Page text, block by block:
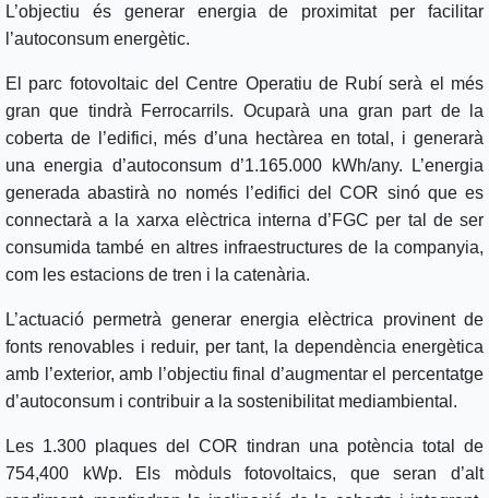
L’objectiu és generar energia de proximitat per facilitar
l’autoconsum energètic.
El parc fotovoltaic del Centre Operatiu de Rubí serà el més
gran que tindrà Ferrocarrils. Ocuparà una gran part de la
coberta de l’edifici, més d’una hectàrea en total, i generarà
una energia d’autoconsum d’1.165.000 kWh/any. L’energia
generada abastirà no només l’edifici del COR sinó que es
connectarà a la xarxa elèctrica interna d’FGC per tal de ser
consumida també en altres infraestructures de la companyia,
com les estacions de tren i la catenària.
L’actuació permetrà generar energia elèctrica provinent de
fonts renovables i reduir, per tant, la dependència energètica
amb l’exterior, amb l’objectiu final d’augmentar el percentatge
d’autoconsum i contribuir a la sostenibilitat mediambiental.
Les 1.300 plaques del COR tindran una potència total de
754,400 kWp. Els mòduls fotovoltaics, que seran d’alt